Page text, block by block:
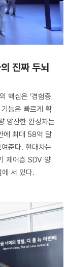
진짜 두뇌
핵심은 ‘경험층
기능은 빠르게 확
양산한 완성차는
에 최대 58억 달
준다. 현대차는
제어층 SDV 양
서 있다.